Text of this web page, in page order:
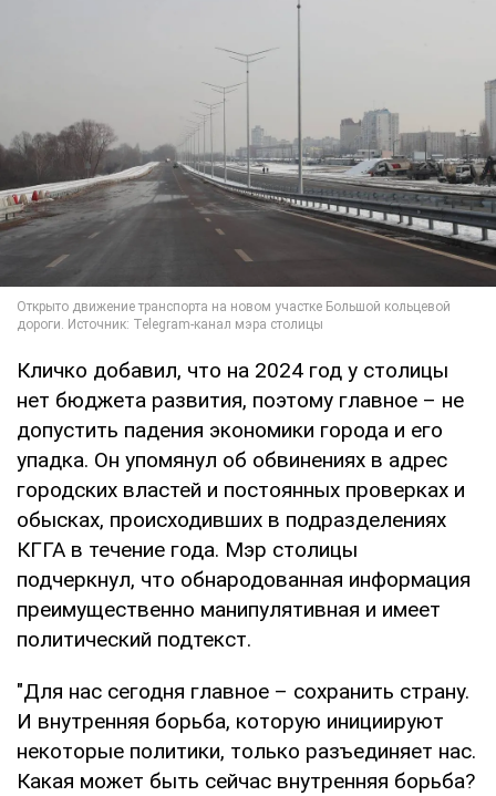
Кличко добавил, что на 2024 год у столицы
нет бюджета развития, поэтому главное – не
допустить падения экономики города и его
упадка. Он упомянул об обвинениях в адрес
городских властей и постоянных проверках и
обысках, происходивших в подразделениях
КГГА в течение года. Мэр столицы
подчеркнул, что обнародованная информация
преимущественно манипулятивная и имеет
политический подтекст.
"Для нас сегодня главное – сохранить страну.
И внутренняя борьба, которую инициируют
некоторые политики, только разъединяет нас.
Какая может быть сейчас внутренняя борьба?